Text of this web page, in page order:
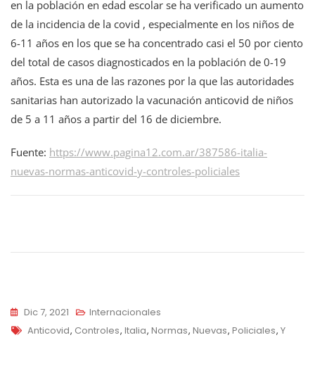
en la población en edad escolar se ha verificado un aumento
de la incidencia de la covid , especialmente en los niños de
6-11 años en los que se ha concentrado casi el 50 por ciento
del total de casos diagnosticados en la población de 0-19
años. Esta es una de las razones por la que las autoridades
sanitarias han autorizado la vacunación anticovid de niños
de 5 a 11 años a partir del 16 de diciembre.
Fuente: https://www.pagina12.com.ar/387586-italia-
nuevas-normas-anticovid-y-controles-policiales
de
Dic 7, 2021
Internacionales
Tags
Anticovid, Controles, Italia, Normas, Nuevas, Policiales, Y